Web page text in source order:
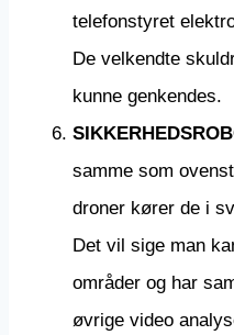
telefonstyret
De velkendte
kunne genkendes.
samme som
droner kører de i
Det vil sige man
områder og har
øvrige video